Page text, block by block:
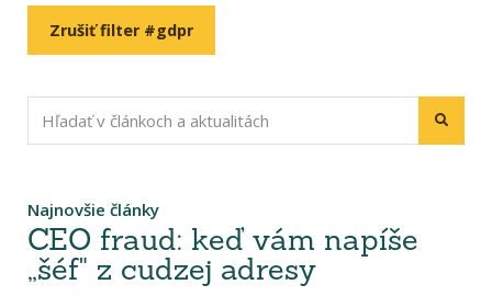
Zrušiť filter #gdpr
Najnovšie články
CEO fraud: keď vám napíše
„šéf" z cudzej adresy